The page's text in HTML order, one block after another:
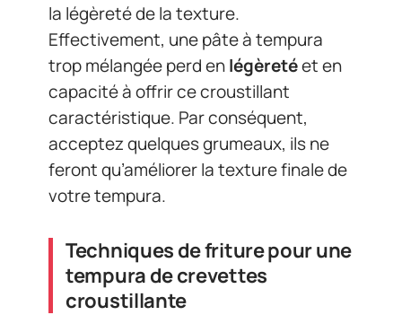
la légèreté de la texture.
Effectivement, une pâte à tempura
trop mélangée perd enlégèretéet en
capacité à offrir ce croustillant
caractéristique. Par conséquent,
acceptez quelques grumeaux, ils ne
feront qu’améliorer la texture finale de
votre tempura.
Techniques de friture pour une
tempura de crevettes
croustillante